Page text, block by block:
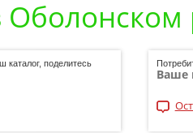
каталог, поделитесь
Ваше